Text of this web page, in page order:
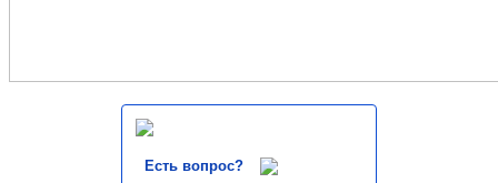
Есть вопрос?